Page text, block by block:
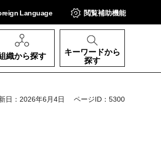
Language 閲覧補助機能
織から探す
キーワードから
探す
日：2026年6月4日 ページID：5300